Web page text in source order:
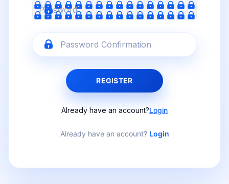
REGISTER
Already have an account?Login
Already have an account? Login